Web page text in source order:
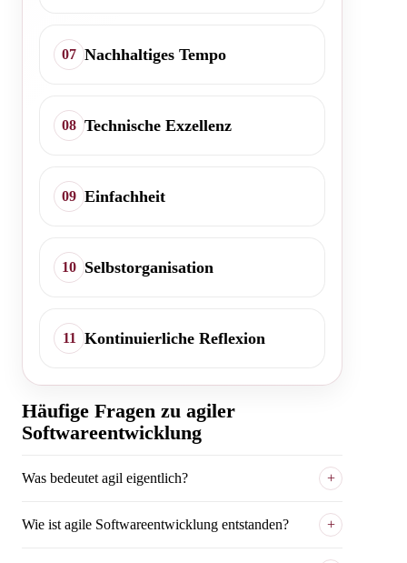
07 Nachhaltiges Tempo
08 Technische Exzellenz
09 Einfachheit
10 Selbstorganisation
11 Kontinuierliche Reflexion
Häufige Fragen zu agiler
Softwareentwicklung
Was bedeutet agil eigentlich?
Wie ist agile Softwareentwicklung entstanden?